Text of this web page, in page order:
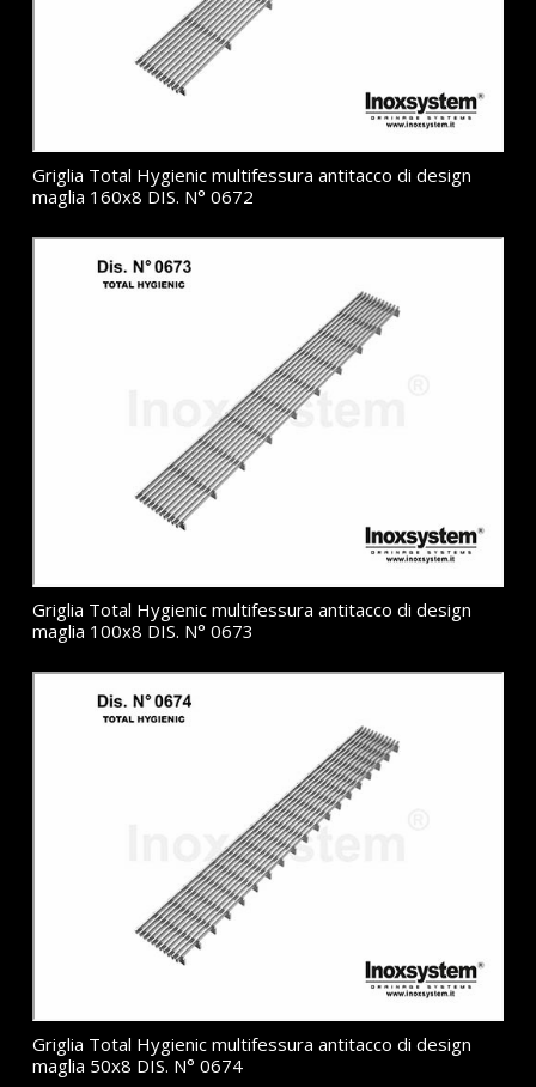
Griglia Total Hygienic multifessura antitacco di design
maglia 160x8 DIS. N° 0672
Griglia Total Hygienic multifessura antitacco di design
maglia 100x8 DIS. N° 0673
Griglia Total Hygienic multifessura antitacco di design
maglia 50x8 DIS. N° 0674